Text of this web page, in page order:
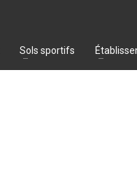
Sols sportifs